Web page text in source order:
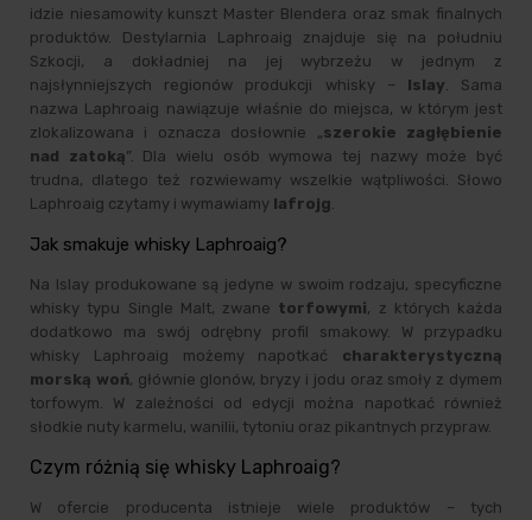
idzie niesamowity kunszt Master Blendera oraz smak finalnych
produktów. Destylarnia Laphroaig znajduje się na południu
Szkocji, a dokładniej na jej wybrzeżu w jednym z
najsłynniejszych regionów produkcji whisky – Islay . Sama
nazwa Laphroaig nawiązuje właśnie do miejsca, w którym jest
zlokalizowana i oznacza dosłownie „szerokie zagłębienie
nad zatoką”. Dla wielu osób wymowa tej nazwy może być
trudna, dlatego też rozwiewamy wszelkie wątpliwości. Słowo
Laphroaig czytamy i wymawiamy lafrojg
Jak smakuje whisky Laphroaig?
Na Islay produkowane są jedyne w swoim rodzaju, specyficzne
whisky typu Single Malt, zwane torfowymi, z których każda
dodatkowo ma swój odrębny profil smakowy. W przypadku
whisky Laphroaig możemy napotkać charakterystyczną
morską woń, głównie glonów, bryzy i jodu oraz smoły z dymem
torfowym. W zależności od edycji można napotkać również
słodkie nuty karmelu, wanilii, tytoniu oraz pikantnych przypraw.
Czym różnią się whisky Laphroaig?
W ofercie producenta istnieje wiele produktów – tych